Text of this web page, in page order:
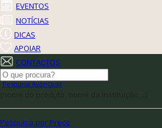
EVENTOS
NOTÍCIAS
DICAS
APOIAR
CONTACTOS
Pesquisa Avançada
Pesquisa por Preço